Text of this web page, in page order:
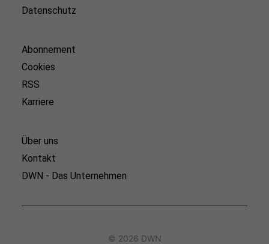
Datenschutz
Abonnement
Cookies
RSS
Karriere
Über uns
Kontakt
DWN - Das Unternehmen
© 2026 DWN